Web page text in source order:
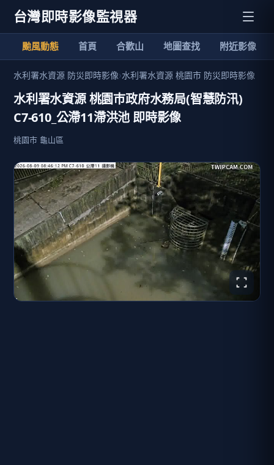
台灣即時影像監視器
颱風動態 首頁 合歡山 地圖查找 附近影像
水利署水資源 防災即時影像›水利署水資源 桃園市 防災即時影像
水利署水資源 桃園巿政府水務局(智慧防汛)
C7-610_公滯11滯洪池 即時影像
桃園市 龜山區